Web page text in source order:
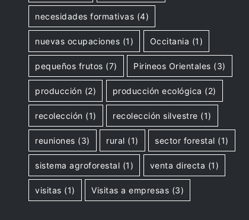
necesidades formativas (4)
nuevas ocupaciones (1) Occitania (1)
pequeños frutos (7) Pirineos Orientales (3)
producción (2) producción ecológica (2)
recolección (1) recolección silvestre (1)
reuniones (3) rural (1) sector forestal (1)
sistema agroforestal (1) venta directa (1)
visitas (1) Visitas a empresas (3)